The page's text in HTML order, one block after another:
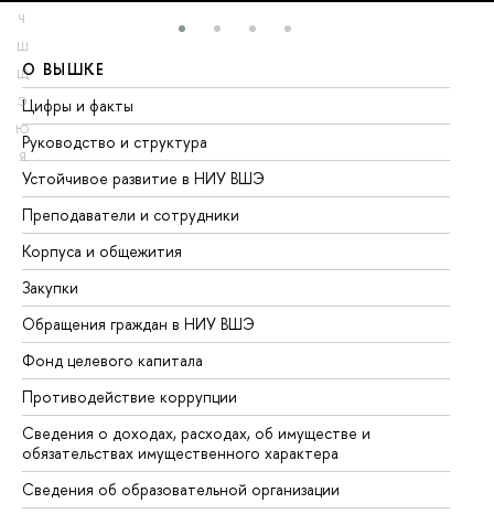
Ч
Ш
Щ
Э
Ю
Я
О ВЫШКЕ
Цифры и факты
Руководство и структура
Устойчивое развитие в НИУ ВШЭ
Преподаватели и сотрудники
Корпуса и общежития
Закупки
Обращения граждан в НИУ ВШЭ
Фонд целевого капитала
Противодействие коррупции
Сведения о доходах, расходах, об имуществе и
обязательствах имущественного характера
Сведения об образовательной организации